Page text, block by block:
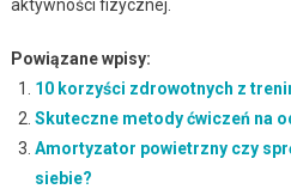
aktywności fizycznej.
Powiązane wpisy:
10 korzyści zdrowotnych z
Skuteczne metody ćwiczeń na
Amortyzator powietrzny czy
siebie?